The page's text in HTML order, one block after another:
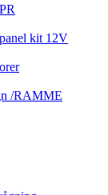
kit 12V
/RAMME